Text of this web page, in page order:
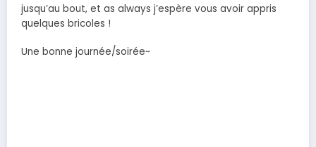
jusqu’au bout, et as always j’espère vous avoir appris
quelques bricoles !
Une bonne journée/soirée~